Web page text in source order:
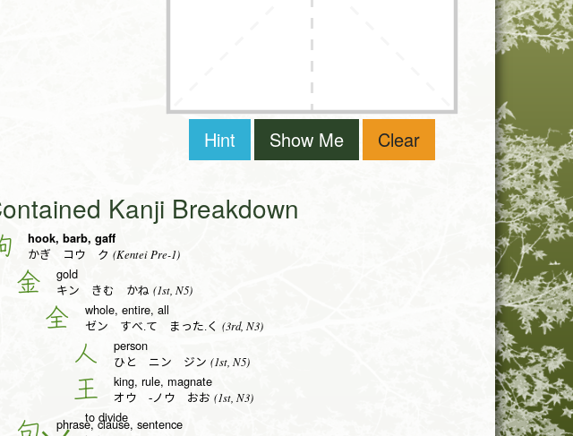
Hint Show Me Clear
Kanji Breakdown
hook, barb, gaff
かぎ コウ ク (Kentei Pre-1)
金 gold
キン きむ かね (1st, N5)
全 whole, entire, all
ゼン すべ.て まった.く (3rd, N3)
人 person
ひと ニン ジン (1st, N5)
王 king, rule, magnate
オウ -ノウ おお (1st, N3)
to divide
phrase, clause, sentence